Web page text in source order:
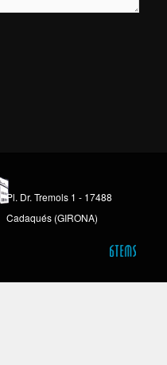
Pl. Dr. Tremols 1 - 17488
Cadaqués (GIRONA)